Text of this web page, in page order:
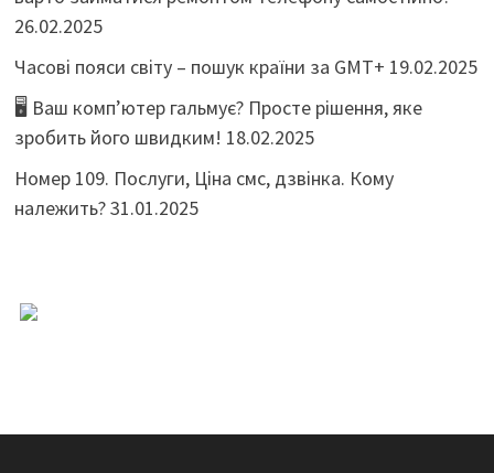
26.02.2025
Часові пояси світу – пошук країни за GMT+ 19.02.2025
🖥️ Ваш комп’ютер гальмує? Просте рішення, яке
зробить його швидким! 18.02.2025
Номер 109. Послуги, Ціна смс, дзвінка. Кому
належить?31.01.2025